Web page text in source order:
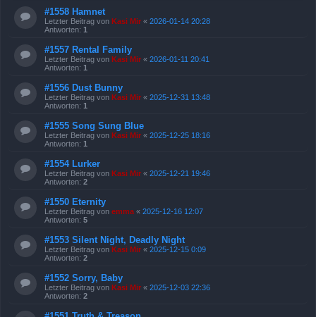
#1558 Hamnet
Letzter Beitrag von Kasi Mir « 2026-01-14 20:28
Antworten: 1
#1557 Rental Family
Letzter Beitrag von Kasi Mir « 2026-01-11 20:41
Antworten: 1
#1556 Dust Bunny
Letzter Beitrag von Kasi Mir « 2025-12-31 13:48
Antworten: 1
#1555 Song Sung Blue
Letzter Beitrag von Kasi Mir « 2025-12-25 18:16
Antworten: 1
#1554 Lurker
Letzter Beitrag von Kasi Mir « 2025-12-21 19:46
Antworten: 2
#1550 Eternity
Letzter Beitrag von emma « 2025-12-16 12:07
Antworten: 5
#1553 Silent Night, Deadly Night
Letzter Beitrag von Kasi Mir « 2025-12-15 0:09
Antworten: 2
#1552 Sorry, Baby
Letzter Beitrag von Kasi Mir « 2025-12-03 22:36
Antworten: 2